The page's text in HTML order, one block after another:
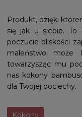
Produkt, dzięki
się jak u siebie. To
poczucie bliskości
maleństwo może
towarzysząc mu
nas kokony
dla Twojej pociechy.
Kokony